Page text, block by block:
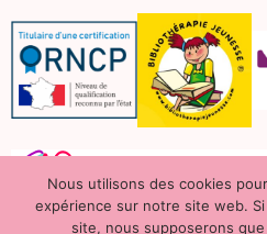
Nous utilisons des cookies
expérience sur notre site web.
site, nous supposerons